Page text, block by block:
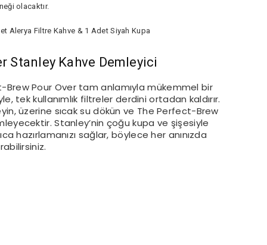
olacaktır.
Alerya Filtre Kahve & 1 Adet Siyah Kupa
Stanley Kahve Demleyici
Pour Over tam anlamıyla mükemmel bir
tek kullanımlık filtreler derdini ortadan kaldırır.
üzerine sıcak su dökün ve The Perfect-Brew
Stanley’nin çoğu kupa ve şişesiyle
hazırlamanızı sağlar, böylece her anınızda